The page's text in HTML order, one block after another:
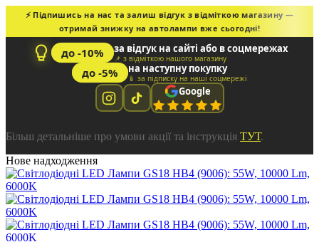
⚡ Підпишись на нас та залиш відгук з відміткою магазину —
отримай знижку на автолампи вже сьогодні!
до -10% за відгук на сайті або в соцмережах
📌 з відміткою нашого магазину
до -5% на наступну покупку
📱 за підписку на наші соцмережі
Google
Більш детальніше про умови акції та інструкція ТУТ.
Нове надходження